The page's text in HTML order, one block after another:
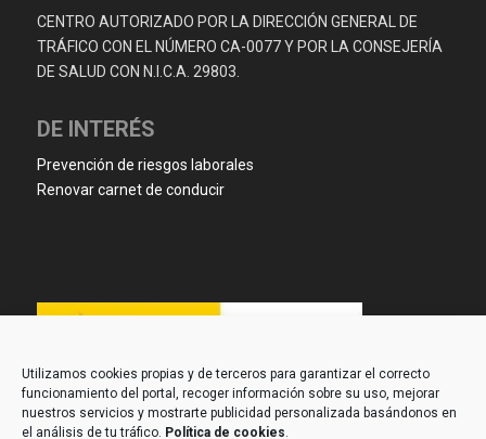
Utilizamos cookies propias y de terceros para garantizar el correcto
funcionamiento del portal, recoger información sobre su uso, mejorar
nuestros servicios y mostrarte publicidad personalizada basándonos en
el análisis de tu tráfico. Política de cookies.
CENTRO AUTORIZADO POR LA DIRECCIÓN GENERAL DE
TRÁFICO CON EL NÚMERO CA-0077 Y POR LA CONSEJERÍA
DE SALUD CON N.I.C.A. 29803.
DE INTERÉS
Prevención de riesgos laborales
Renovar carnet de conducir